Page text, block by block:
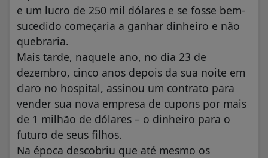
e um lucro de 250 mil dólares e se fosse bem-
sucedido começaria a ganhar dinheiro e não
quebraria.
Mais tarde, naquele ano, no dia 23 de
dezembro, cinco anos depois da sua noite em
claro no hospital, assinou um contrato para
vender sua nova empresa de cupons por mais
de 1 milhão de dólares – o dinheiro para o
futuro de seus filhos.
Na época descobriu que até mesmo os